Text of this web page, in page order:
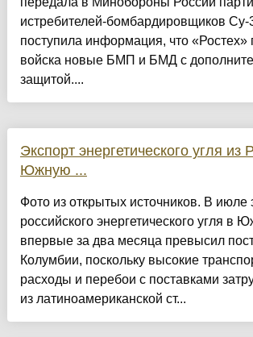
истребителей-бомбардировщиков Су-
поступила информация, что «Ростех»
войска новые БМП и БМД с
защитой....
Экспорт энергетического угля из
Южную ...
Фото из открытых источников. В июле
российского энергетического угля в
впервые за два месяца превысил
Колумбии, поскольку высокие
расходы и перебои с поставками
из латиноамериканской ст...